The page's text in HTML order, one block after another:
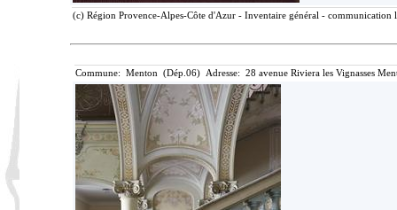
(c) Région Provence-Alpes-Côte d'Azur - Inventaire général -
Commune: Menton (Dép.06) Adresse: 28 avenue Riviera les Vignasses